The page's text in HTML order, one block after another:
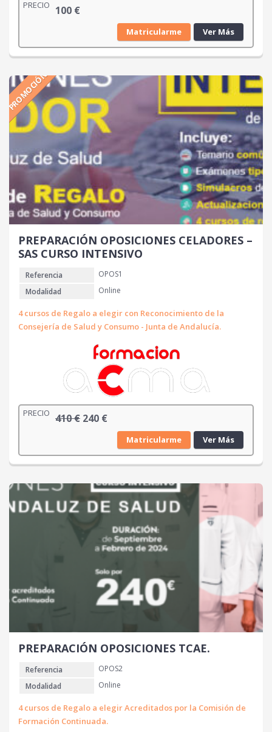
PRECIO 100 €
Matricularme Ver Más
PROMOCIÓN
PREPARACIÓN OPOSICIONES CELADORES –
SAS CURSO INTENSIVO
Referencia
OPOS1
Modalidad
Online
4 cursos de Regalo a elegir con Reconocimiento de la
Consejería de Salud y Consumo - Junta de Andalucía.
PRECIO 410€ E
r
c
i
o
e
r
0
240 €E
r
c
i
o
a
c
t
a
l
e
:
2
0
.
Matricularme Ver Más
PREPARACIÓN OPOSICIONES TCAE.
Referencia
OPOS2
Modalidad
Online
4 cursos de Regalo a elegir Acreditados por la Comisión de
Formación Continuada.